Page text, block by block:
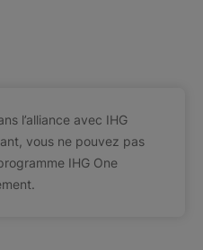
l’alliance avec IHG
vous ne pouvez pas
IHG One